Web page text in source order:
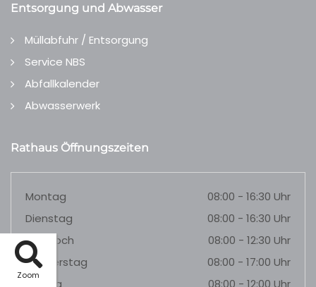
Zoom
Entsorgung und Abwasser
Müllabfuhr / Entsorgung
Service NBS
Abfallkalender
Abwasserwerk
Rathaus Öffnungszeiten
Montag
08:00 - 16:30 Uhr
Dienstag
08:00 - 16:30 Uhr
Mittwoch
08:00 - 12:30 Uhr
Donnerstag
08:00 - 17:00 Uhr
Freitag
08:00 - 12:00 Uhr